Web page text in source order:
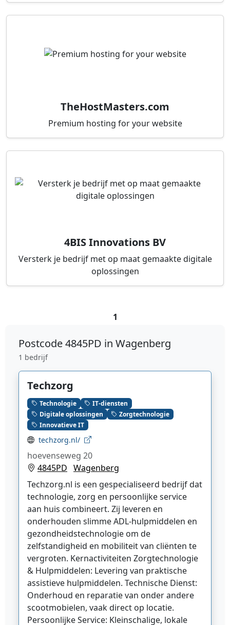
TheHostMasters.com
Premium hosting for your website
4BIS Innovations BV
Versterk je bedrijf met op maat gemaakte digitale
oplossingen
1
Postcode4845PD in Wagenberg
1 bedrijf
Techzorg
Technologie
IT-diensten
Digitale oplossingen
Zorgtechnologie
Innovatieve IT
techzorg.nl/
hoevenseweg 20
4845PD Wagenberg
Techzorg.nl is een gespecialiseerd bedrijf dat
technologie, zorg en persoonlijke service
aan huis combineert. Zij leveren en
onderhouden slimme ADL-hulpmiddelen en
gezondheidstechnologie om de
zelfstandigheid en mobiliteit van cliënten te
vergroten. Kernactiviteiten Zorgtechnologie
& Hulpmiddelen: Levering van praktische
assistieve hulpmiddelen. Technische Dienst:
Onderhoud en reparatie van onder andere
scootmobielen, vaak direct op locatie.
Persoonlijke Service: Kleinschalige, lokale